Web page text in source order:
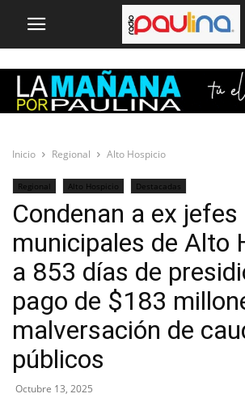
Inicio Regional Alto Hospicio
Regional Alto Hospicio Destacadas
Condenan a ex jefes
municipales de Alto
a 853 días de
pago de $183
malversación de
públicos
Octubre 13, 2025